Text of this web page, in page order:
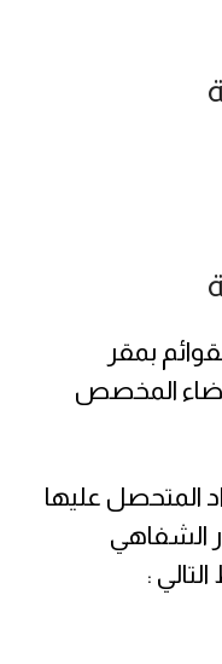
بمقر
المخصص
المتحصل عليها
الشفاهي
: